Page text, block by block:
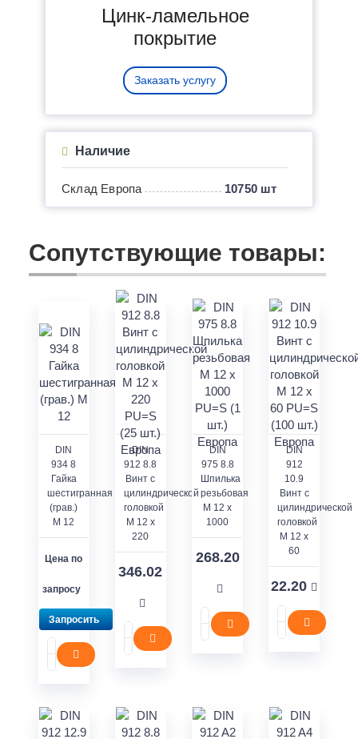
Цинк-ламельное
покрытие
Заказать услугу
Наличие
Склад Европа 10750 шт
Сопутствующие товары:
DIN
934 8
Гайка
шестигранная
(грав.)
M 12
Цена по
запросу
Запросить
DIN
912 8.8
Винт с
цилиндрической
головкой
M 12 x
220
346.02
DIN
975 8.8
Шпилька
резьбовая
M 12 x
1000
268.20
DIN
912
10.9
Винт с
цилиндрической
головкой
M 12 x
60
22.20